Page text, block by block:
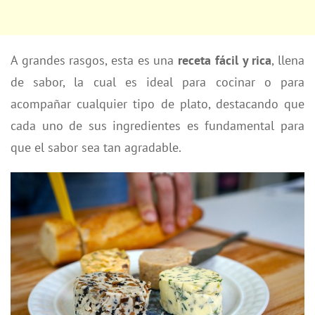
A grandes rasgos, esta es una receta fácil y rica, llena
de sabor, la cual es ideal para cocinar o para
acompañar cualquier tipo de plato, destacando que
cada uno de sus ingredientes es fundamental para
que el sabor sea tan agradable.